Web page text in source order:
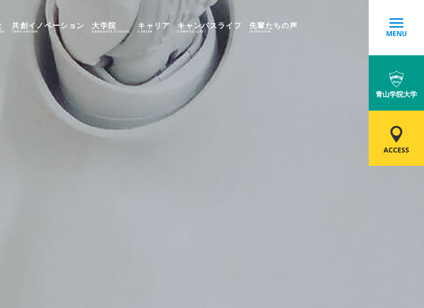
共創イノベーション
INNOVATION
大学院
GRADUATE SCHOOL
キャリア
CAREER
キャンパスライフ
CAMPUS LIFE
先輩たちの声
INTERVIEW MENU
青山学院大学
ACCESS